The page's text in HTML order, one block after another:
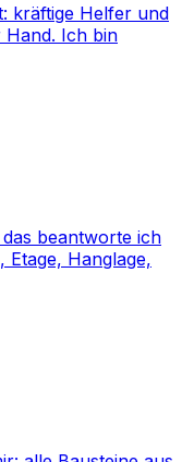
kräftige Helfer und
Hand. Ich bin
beantworte ich
Etage, Hanglage,